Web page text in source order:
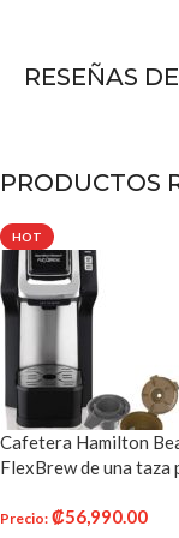
RESEÑAS
PRODUCTOS
HOT
Cafetera Hamilton
FlexBrew de una taza
con intensidad de
Precio: ₡56,990.00